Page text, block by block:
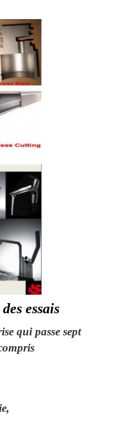
essais
qui passe sept